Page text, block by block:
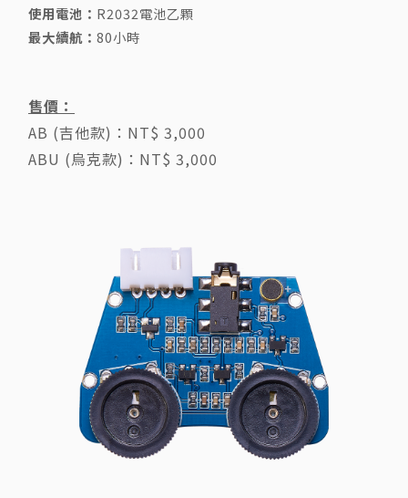
使用電池： R2032電池乙顆
最大續航： 80小時
售價：
AB (吉他款)：NT$ 3,000
ABU (烏克款)：NT$ 3,000